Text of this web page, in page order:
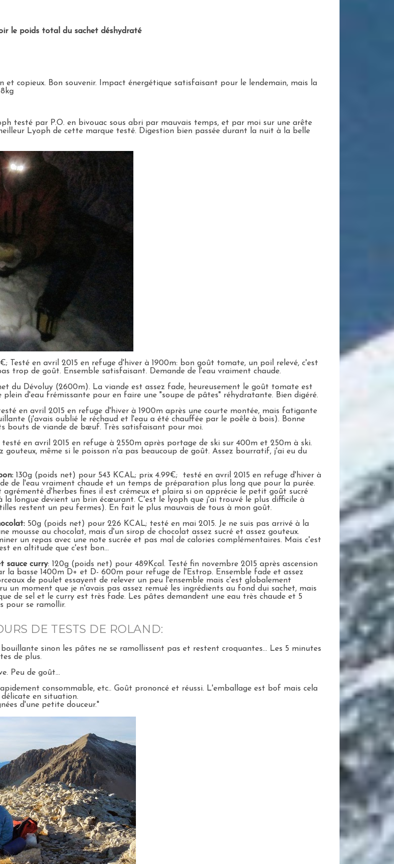
le poids total du sachet déshydraté
et copieux. Bon souvenir. Impact énergétique satisfaisant pour le lendemain, mais la
testé par P.O. en bivouac sous abri par mauvais temps, et par moi sur une arête
Lyoph de cette marque testé. Digestion bien passée durant la nuit à la belle
Testé en avril 2015 en refuge d'hiver à 1900m: bon goût tomate, un poil relevé, c'est
trop de goût. Ensemble satisfaisant. Demande de l'eau vraiment chaude.
du Dévoluy (2600m). La viande est assez fade, heureusement le goût tomate est
d'eau frémissante pour en faire une "soupe de pâtes" réhydratante. Bien digéré.
en avril 2015 en refuge d'hiver à 1900m après une courte montée, mais fatigante
(j'avais oublié le réchaud et l'eau a été chauffée par le poêle à bois). Bonne
bouts de viande de bœuf. Très satisfaisant pour moi.
en avril 2015 en refuge à 2550m après portage de ski sur 400m et 250m à ski.
gouteux, même si le poisson n'a pas beaucoup de goût. Assez bourratif, j'ai eu du
130g (poids net) pour 543 KCAL; prix 4.99€; testé en avril 2015 en refuge d'hiver à
de l'eau vraiment chaude et un temps de préparation plus long que pour la purée.
agrémenté d'herbes fines il est crémeux et plaira si on apprécie le petit goût sucré
la longue devient un brin écœurant. C'est le lyoph que j'ai trouvé le plus difficile à
restent un peu fermes). En fait le plus mauvais de tous à mon goût.
50g (poids net) pour 226 KCAL; testé en mai 2015. Je ne suis pas arrivé à la
mousse au chocolat, mais d'un sirop de chocolat assez sucré et assez gouteux.
un repas avec une note sucrée et pas mal de calories complémentaires. Mais c'est
en altitude que c'est bon...
sauce curry: 120g (poids net) pour 489Kcal. Testé fin novembre 2015 après ascension
la basse 1400m D+ et D- 600m pour refuge de l'Estrop. Ensemble fade et assez
de poulet essayent de relever un peu l'ensemble mais c'est globalement
un moment que je n'avais pas assez remué les ingrédients au fond dui sachet, mais
de sel et le curry est très fade. Les pâtes demandent une eau très chaude et 5
pour se ramollir.
DE TESTS DE ROLAND:
sinon les pâtes ne se ramollissent pas et restent croquantes... Les 5 minutes
de plus.
Peu de goût...
consommable, etc.. Goût prononcé et réussi. L'emballage est bof mais cela
en situation.
d'une petite douceur."